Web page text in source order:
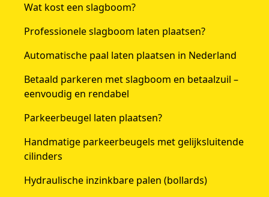
Wat kost een slagboom?
Professionele slagboom laten plaatsen?
Automatische paal laten plaatsen in Nederland
Betaald parkeren met slagboom en betaalzuil –
eenvoudig en rendabel
Parkeerbeugel laten plaatsen?
Handmatige parkeerbeugels met gelijksluitende
cilinders
Hydraulische inzinkbare palen (bollards)